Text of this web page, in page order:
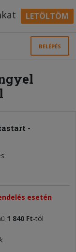
LETÖLTÖM
BELÉPÉS
-
esetén
1 840 Ft-tól